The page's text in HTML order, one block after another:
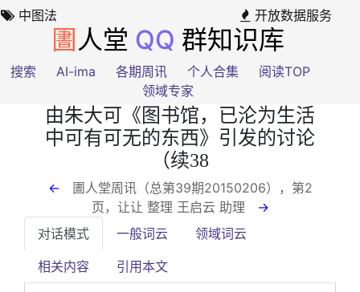
中图法 开放数据服务
圕 人堂 QQ 群知识库
搜索 AI-ima 各期周讯 个人合集
阅读TOP
领域专家
由朱大可《图书馆，已沦为生活
中可有可无的东西》引发的讨论
（续38
←
圕人堂周讯（总第39期20150206），第2
页 ，让让 整理 王启云 助理
→
对话模式
一般词云 领域词云
相关内容 引用本文